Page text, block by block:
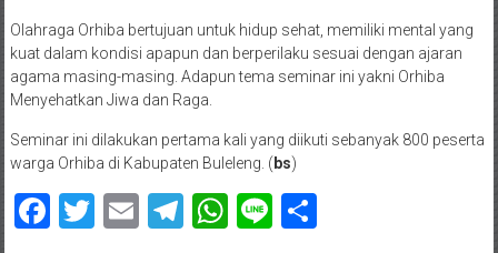
Olahraga Orhiba bertujuan untuk hidup sehat, memiliki mental yang
kuat dalam kondisi apapun dan berperilaku sesuai dengan ajaran
agama masing-masing. Adapun tema seminar ini yakni Orhiba
Menyehatkan Jiwa dan Raga.
Seminar ini dilakukan pertama kali yang diikuti sebanyak 800 peserta
warga Orhiba di Kabupaten Buleleng. ( bs)
Facebook
Twitter
EmailTelegram
WhatsApp
LineShare